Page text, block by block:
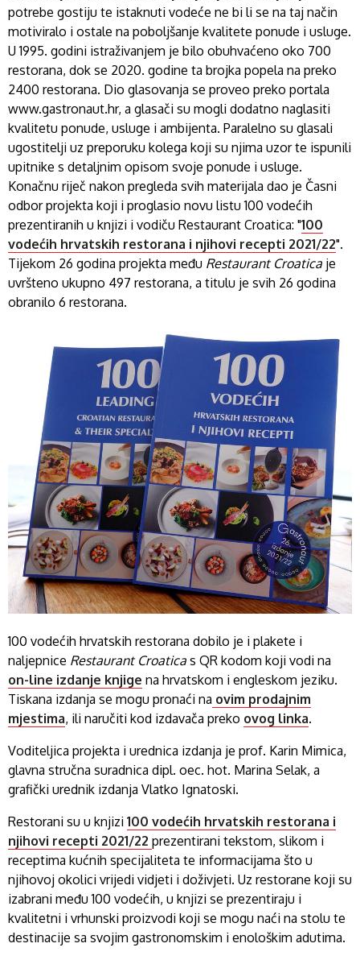
potrebe gostiju te istaknuti vodeće ne bi li se na taj način
motiviralo i ostale na poboljšanje kvalitete ponude i usluge.
U 1995. godini istraživanjem je bilo obuhvaćeno oko 700
restorana, dok se 2020. godine ta brojka popela na preko
2400 restorana. Dio glasovanja se proveo preko portala
www.gastronaut.hr, a glasači su mogli dodatno naglasiti
kvalitetu ponude, usluge i ambijenta. Paralelno su glasali
ugostitelji uz preporuku kolega koji su njima uzor te ispunili
upitnike s detaljnim opisom svoje ponude i usluge.
Konačnu riječ nakon pregleda svih materijala dao je Časni
odbor projekta koji i proglasio novu listu 100 vodećih
prezentiranih u knjizi i vodiču Restaurant Croatica: "100
vodećih hrvatskih restorana i njihovi recepti 2021/22".
Tijekom 26 godina projekta među Restaurant Croatica je
uvršteno ukupno 497 restorana, a titulu je svih 26 godina
obranilo 6 restorana.
100 vodećih hrvatskih restorana dobilo je i plakete i
naljepnice Restaurant Croatica s QR kodom koji vodi na
on-line izdanje knjige na hrvatskom i engleskom jeziku.
Tiskana izdanja se mogu pronaći na ovim prodajnim
mjestima, ili naručiti kod izdavača preko ovog linka.
Voditeljica projekta i urednica izdanja je prof. Karin Mimica,
glavna stručna suradnica dipl. oec. hot. Marina Selak, a
grafički urednik izdanja Vlatko Ignatoski.
Restorani su u knjizi 100 vodećih hrvatskih restorana i
njihovi recepti 2021/22 prezentirani tekstom, slikom i
receptima kućnih specijaliteta te informacijama što u
njihovoj okolici vrijedi vidjeti i doživjeti. Uz restorane koji su
izabrani među 100 vodećih, u knjizi se prezentiraju i
kvalitetni i vrhunski proizvodi koji se mogu naći na stolu te
destinacije sa svojim gastronomskim i enološkim adutima.